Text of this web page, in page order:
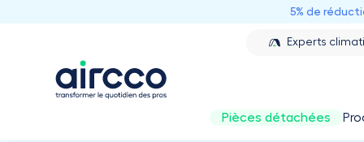
5% de
Experts
Pièces détachées